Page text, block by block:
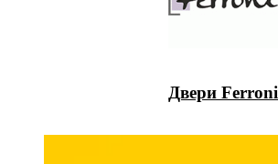
Двери Ferroni